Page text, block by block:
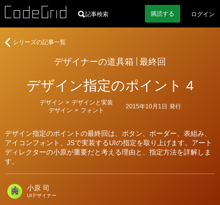
記事検索 購読する ログイン
デザイナーの道具箱 最終回
デザイン指定のポイント 4
デザイン指定のポイントの最終回は、ボタン、ボーダー、表組み、
アイコンフォント、JSで実装するUIの指定を取り上げます。アート
ディレクターの小原が重要だと考える理由と、指定方法を詳解しま
す。
カ
ー
デザイン > デザインと実装
デザイン > フォント
2015年10月1日 発行
者
小原 司
UIデザイナー
デ
シリーズの記事一覧